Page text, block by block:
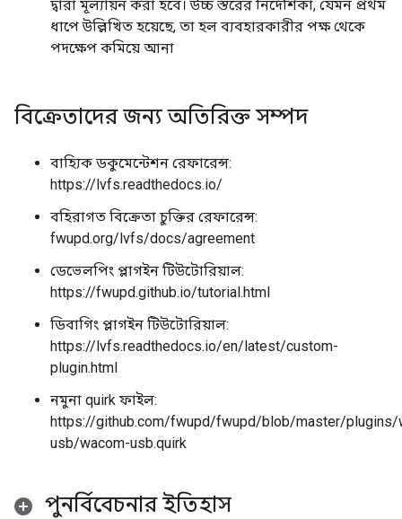
দ্বারা মূল্যায়ন করা হবে। উচ্চ স্তরের নির্দেশিকা, যেমন প্রথম
ধাপে উল্লিখিত হয়েছে, তা হল ব্যবহারকারীর পক্ষ থেকে
পদক্ষেপ কমিয়ে আনা
বিক্রেতাদের জন্য অতিরিক্ত সম্পদ
বাহ্যিক ডকুমেন্টেশন রেফারেন্স:
https://lvfs.readthedocs.io/
বহিরাগত বিক্রেতা চুক্তির রেফারেন্স:
fwupd.org/lvfs/docs/agreement
ডেভেলপিং প্লাগইন টিউটোরিয়াল:
https://fwupd.github.io/tutorial.html
ডিবাগিং প্লাগইন টিউটোরিয়াল:
https://lvfs.readthedocs.io/en/latest/custom-
plugin.html
নমুনা quirk ফাইল:
https://github.com/fwupd/fwupd/blob/master/plugins/
usb/wacom-usb.quirk
পুনর্বিবেচনার ইতিহাস